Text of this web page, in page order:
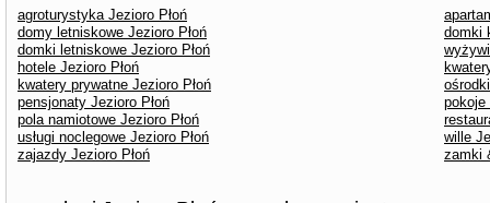
agroturystyka Jezioro Płoń
domy letniskowe Jezioro Płoń
domki
domki letniskowe Jezioro Płoń
hotele Jezioro Płoń
kwatery prywatne Jezioro Płoń
pensjonaty Jezioro Płoń
pokoje
pola namiotowe Jezioro Płoń
usługi noclegowe Jezioro Płoń
wille
zajazdy Jezioro Płoń
zamki